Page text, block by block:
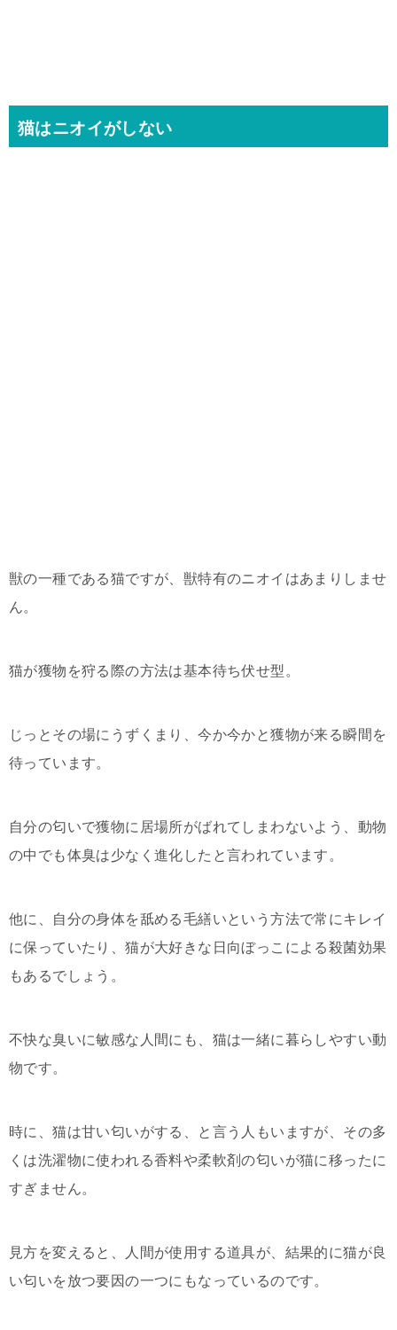
猫はニオイがしない
獣の一種である猫ですが、獣特有のニオイはあまりしませ
ん。
猫が獲物を狩る際の方法は基本待ち伏せ型。
じっとその場にうずくまり、今か今かと獲物が来る瞬間を
待っています。
自分の匂いで獲物に居場所がばれてしまわないよう、動物
の中でも体臭は少なく進化したと言われています。
他に、自分の身体を舐める毛繕いという方法で常にキレイ
に保っていたり、猫が大好きな日向ぼっこによる殺菌効果
もあるでしょう。
不快な臭いに敏感な人間にも、猫は一緒に暮らしやすい動
物です。
時に、猫は甘い匂いがする、と言う人もいますが、その多
くは洗濯物に使われる香料や柔軟剤の匂いが猫に移ったに
すぎません。
見方を変えると、人間が使用する道具が、結果的に猫が良
い匂いを放つ要因の一つにもなっているのです。